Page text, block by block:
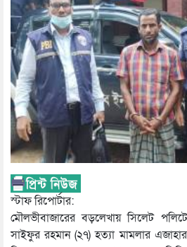
স্টাফ রিপোর্টার:
মৌলভীবাজারের বড়লেখায় সিলেট
সাইফুর রহমান (২৭) হত্যা মামলার